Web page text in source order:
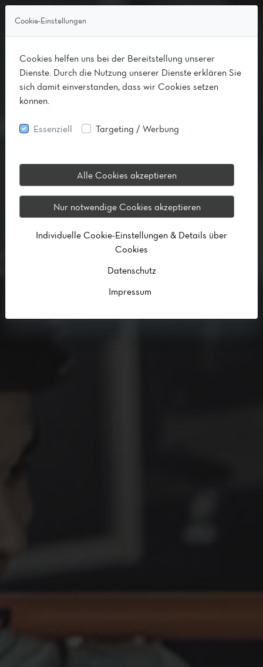
Cookie-Einstellungen
Cookies helfen uns bei der Bereitstellung unserer
Dienste. Durch die Nutzung unserer Dienste erklären Sie
sich damit einverstanden, dass wir Cookies setzen
können.
Essenziell Targeting / Werbung
Alle Cookies akzeptieren
Nur notwendige Cookies akzeptieren
Individuelle Cookie-Einstellungen & Details über
Cookies
Datenschutz
Impressum